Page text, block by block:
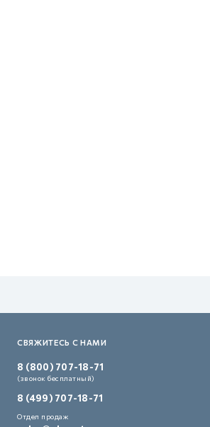
СВЯЖИТЕСЬ С НАМИ
8 (800) 707-18-71
(звонок бесплатный)
8 (499) 707-18-71
Отдел продаж